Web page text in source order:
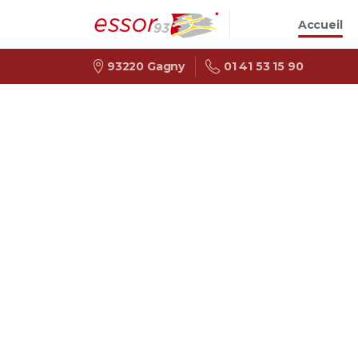
Accueil
93220 Gagny 01 41 53 15 90